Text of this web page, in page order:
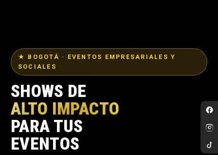
★ BOGOTÁ · EVENTOS EMPRESARIALES Y
SOCIALES
SHOWS DE
ALTO IMPACTO
PARA TUS
EVENTOS